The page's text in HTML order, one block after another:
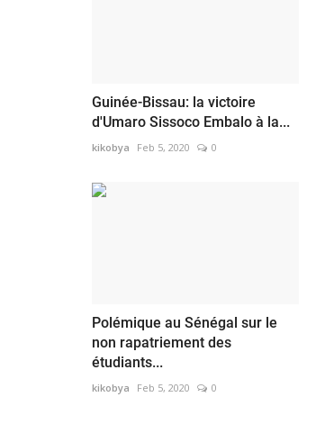
Guinée-Bissau: la victoire
d'Umaro Sissoco Embalo à la...
kikobya Feb 5, 2020 0
Polémique au Sénégal sur le
non rapatriement des
étudiants...
kikobya Feb 5, 2020 0